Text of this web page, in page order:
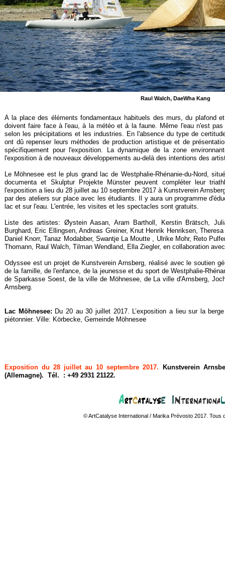
À la place des éléments fondamentaux habituels des murs, du plafond
doivent faire face à l'eau, à la météo et à la faune. Même l'eau n'est
selon les précipitations et les industries. En l'absence du type de
ont dû repenser leurs méthodes de production artistique et de
spécifiquement pour l'exposition. La dynamique de la zone
l'exposition à de nouveaux développements au-delà des intentions des
Le Möhnesee est le plus grand lac de Westphalie-Rhénanie-du-Nord,
documenta et Skulptur Projekte Münster peuvent compléter leur
l'exposition a lieu du 28 juillet au 10 septembre 2017 à Kunstverein
par des ateliers sur place avec les étudiants. Il y aura un programme
lac et sur l'eau. L'entrée, les visites et les spectacles sont gratuits.
Liste des artistes: Øystein Aasan, Aram Bartholl, Kerstin Brätsch,
Burghard, Eric Ellingsen, Andreas Greiner, Knut Henrik Henriksen,
Daniel Knorr, Tanaz Modabber, Swantje La Moutte , Ulrike Mohr, Reto
Thomann, Raul Walch, Tilman Wendland, Ella Ziegler, en collaboration
Odyssee est un projet de Kunstverein Arnsberg, réalisé avec le soutien
de la famille, de l'enfance, de la jeunesse et du sport de Westphalie-
de Sparkasse Soest, de la ville de Möhnesee, de La ville d'Arnsberg,
Arnsberg.
Lac Möhnesee: Du 20 au 30 juillet 2017. L’exposition a lieu sur la
piétonnier. Ville: Körbecke, Gemeinde Möhnesee
© ArtCatalyse International / Marika Prévosto 2017. Tous
Exposition du 28 juillet au 10 septembre 2017. Kunstverein
(Allemagne). Tél. : +49 2931 21122.
Raul Walch, DaeWha Kang